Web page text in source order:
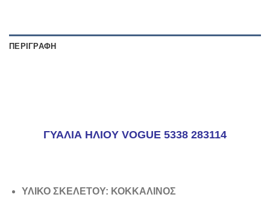
ΠΕΡΙΓΡΑΦΉ
ΓΥΑΛΙΑ ΗΛΙΟΥ VOGUE 5338 283114
ΥΛΙΚΟ ΣΚΕΛΕΤΟΥ: ΚΟΚΚΑΛΙΝΟΣ